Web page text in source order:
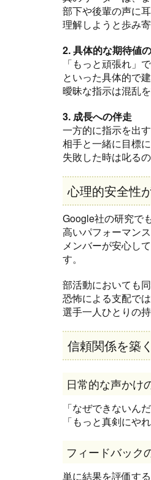
部下や後輩の声に
理解しようと歩み
2. 具体的な期待値
「もっと頑張れ」
といった具体的で
曖昧な指示は混乱
3. 成長への伴走
一方的に指示を出す
相手と一緒に目標
失敗した時は叱る
心理的安全性
Google社の研究で
高いパフォーマン
メンバーが安心し
す。
部活動においても同
恐怖による支配で
選手一人ひとりの
信頼関係を築
日常的な声かけ
「なぜできないん
「もっと真剣にや
フィードバック
単に結果を評価す